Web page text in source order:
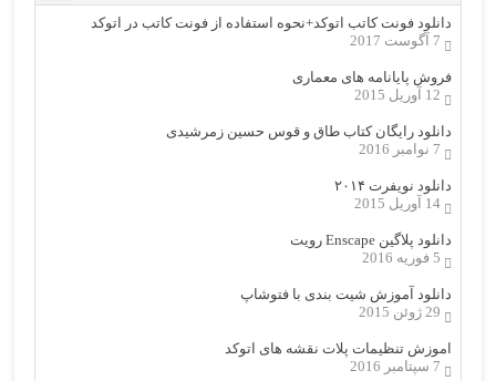
دانلود فونت کاتب اتوکد+نحوه استفاده از فونت کاتب در اتوکد
7 آگوست 2017
فروش پایانامه های معماری
12 آوریل 2015
دانلود رایگان کتاب طاق و قوس حسین زمرشیدی
7 نوامبر 2016
دانلود نویفرت ۲۰۱۴
14 آوریل 2015
دانلود پلاگین Enscape رویت
5 فوریه 2016
دانلود آموزش شیت بندی با فتوشاپ
29 ژوئن 2015
اموزش تنظیمات پلات نقشه های اتوکد
7 سپتامبر 2016